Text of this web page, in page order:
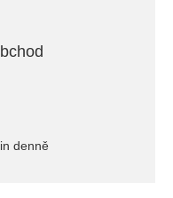
denně